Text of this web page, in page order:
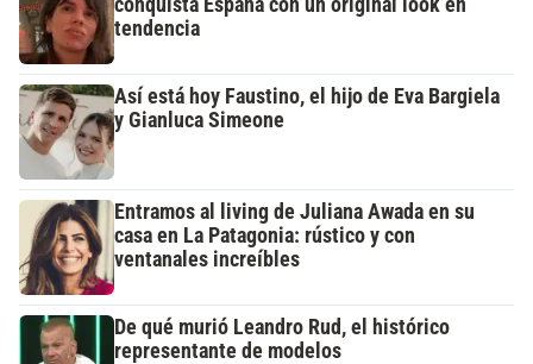
conquista España con un original look en
tendencia
Así está hoy Faustino, el hijo de Eva Bargiela
y Gianluca Simeone
Entramos al living de Juliana Awada en su
casa en La Patagonia: rústico y con
ventanales increíbles
De qué murió Leandro Rud, el histórico
representante de modelos